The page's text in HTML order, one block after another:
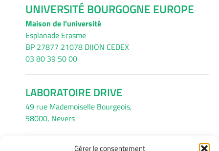
Gérer le consentement
UNIVERSITÉ BOURGOGNE EUROPE
Maison de l'université
Esplanade Erasme
BP 27877 21078 DIJON CEDEX
03 80 39 50 00
LABORATOIRE DRIVE
49 rue Mademoiselle Bourgeois,
58000, Nevers